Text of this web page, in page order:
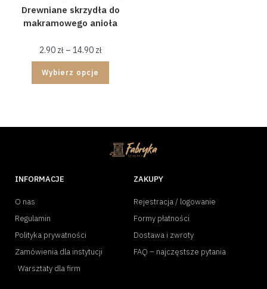
Drewniane skrzydła do
makramowego anioła
2.90 zł – 14.90 zł
Wybierz opcje
INFORMACJE
O nas
Regulamin
Polityka prywatności
Zamówienia dla instytucji
Warsztaty dla firm
ZAKUPY
Rejestracja / logowanie
Formy płatności
Dostawa i zwroty
FAQ – najczęstsze pytania